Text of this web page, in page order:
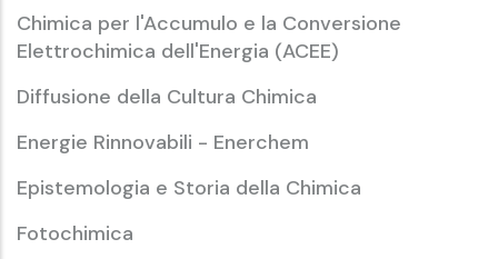
Chimica per l'Accumulo e la Conversione
Elettrochimica dell'Energia (ACEE)
Diffusione della Cultura Chimica
Energie Rinnovabili - Enerchem
Epistemologia e Storia della Chimica
Fotochimica